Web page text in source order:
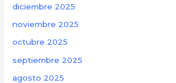
diciembre 2025
noviembre 2025
octubre 2025
septiembre 2025
agosto 2025